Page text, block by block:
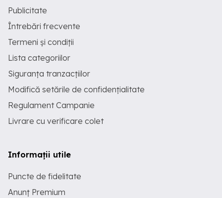
Publicitate
Întrebări frecvente
Termeni și condiții
Lista categoriilor
Siguranța tranzacțiilor
Modifică setările de confidențialitate
Regulament Campanie
Livrare cu verificare colet
Informații utile
Puncte de fidelitate
Anunț Premium